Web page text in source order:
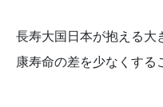
長寿大国日本が抱える大
康寿命の差を少なくする